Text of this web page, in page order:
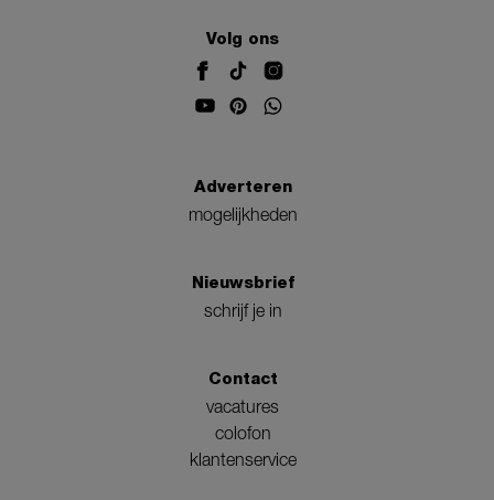
Volg ons
Adverteren
mogelijkheden
Nieuwsbrief
schrijf je in
Contact
vacatures
colofon
klantenservice